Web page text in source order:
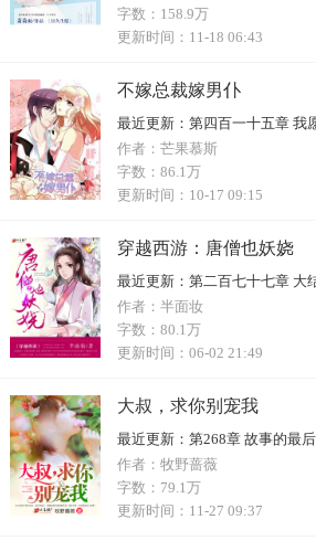
字数： 158.9万
更新时间： 11-18 06:43
不嫁总裁嫁男仆
最近更新： 第四百一十五章 我
作者： 芒果慕斯
字数： 86.1万
更新时间： 10-17 09:15
穿越西游：唐僧也妖娆
最近更新： 第二百七十七章 大
作者： 半面妆
字数： 80.1万
更新时间： 06-02 21:49
大叔，求你别宠我
最近更新： 第268章 故事的最后
作者： 牧野蔷薇
字数： 79.1万
更新时间： 11-27 09:37